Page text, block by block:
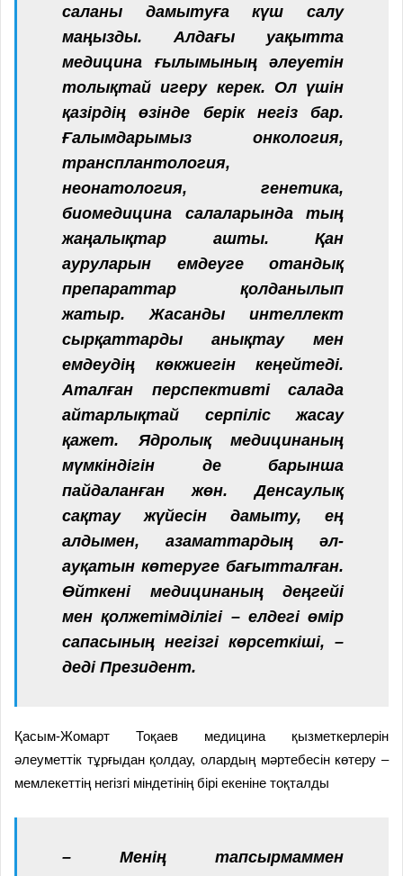
саланы дамытуға күш салу
маңызды. Алдағы уақытта
медицина ғылымының әлеуетін
толықтай игеру керек. Ол үшін
қазірдің өзінде берік негіз бар.
Ғалымдарымыз онкология,
трансплантология,
неонатология, генетика,
биомедицина салаларында тың
жаңалықтар ашты. Қан
ауруларын емдеуге отандық
препараттар қолданылып
жатыр. Жасанды интеллект
сырқаттарды анықтау мен
емдеудің көкжиегін кеңейтеді.
Аталған перспективті салада
айтарлықтай серпіліс жасау
қажет. Ядролық медицинаның
мүмкіндігін де барынша
пайдаланған жөн. Денсаулық
сақтау жүйесін дамыту, ең
алдымен, азаматтардың әл-
ауқатын көтеруге бағытталған.
Өйткені медицинаның деңгейі
мен қолжетімділігі – елдегі өмір
сапасының негізгі көрсеткіші, –
деді Президент.
Қасым-Жомарт Тоқаев медицина қызметкерлерін
әлеуметтік тұрғыдан қолдау, олардың мәртебесін көтеру –
мемлекеттің негізгі міндетінің бірі екеніне тоқталды
– Менің тапсырмаммен